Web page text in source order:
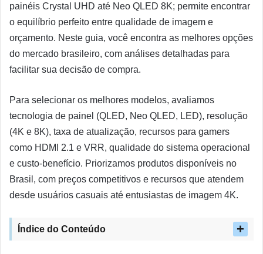
painéis Crystal UHD até Neo QLED 8K; permite encontrar
o equilíbrio perfeito entre qualidade de imagem e
orçamento. Neste guia, você encontra as melhores opções
do mercado brasileiro, com análises detalhadas para
facilitar sua decisão de compra.
Para selecionar os melhores modelos, avaliamos
tecnologia de painel (QLED, Neo QLED, LED), resolução
(4K e 8K), taxa de atualização, recursos para gamers
como HDMI 2.1 e VRR, qualidade do sistema operacional
e custo-benefício. Priorizamos produtos disponíveis no
Brasil, com preços competitivos e recursos que atendem
desde usuários casuais até entusiastas de imagem 4K.
Índice do Conteúdo